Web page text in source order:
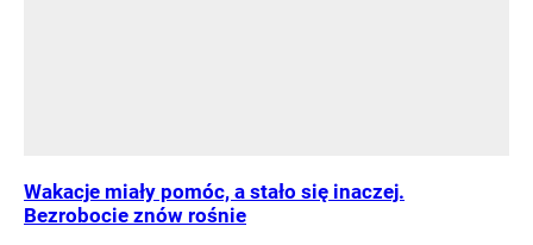
Wakacje miały pomóc, a stało się inaczej.
Bezrobocie znów rośnie